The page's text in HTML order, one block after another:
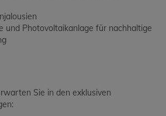
und Photovoltaikanlage für nachhaltige
Sie in den exklusiven